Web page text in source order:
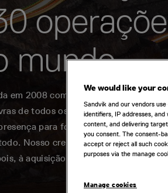
mundo
em 2008 com uma visão simples:
de todos os setores da mineração.
para fornecer resultados de
Nosso crescimento levou a nossa
à aquisição da Polymathian
We would like your
Sandvik and our vendors
identifiers, IP addresses,
content, and delivering
you consent. The consent-
accept or reject all such
purposes via the manage
Manage cookies